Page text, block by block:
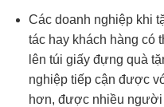
Các doanh nghiệp khi
tác hay khách hàng có
lên túi giấy đựng quà
nghiệp tiếp cận được
hơn, được nhiều người